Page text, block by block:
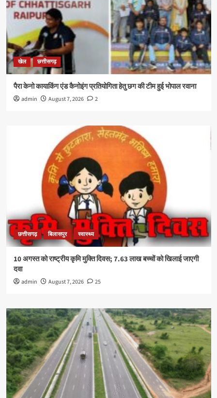
खेल छत्तीसगढ़
पैरा केनो कायाकिंग एंड कैनोइंग प्रतियोगिता हेतु छग की टीम हुई भोपाल रवाना
admin August 7, 2026 2
छत्तीसगढ़ बिलासपुर स्वास्थ्य
10 अगस्त को राष्ट्रीय कृमि मुक्ति दिवस; 7.63 लाख बच्चों को खिलाई जाएगी
दवा
admin August 7, 2026 25